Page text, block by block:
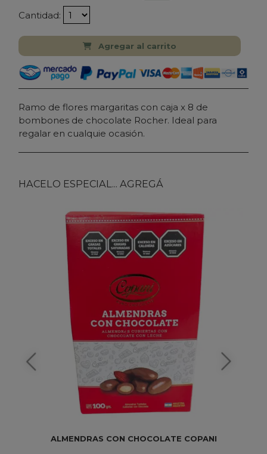
Cantidad:
Agregar al carrito
Ramo de flores margaritas con caja x 8 de
bombones de chocolate Rocher. Ideal para
regalar en cualquie ocasión.
HACELO ESPECIAL... AGREGÁ
ALMENDRAS CON CHOCOLATE COPANI